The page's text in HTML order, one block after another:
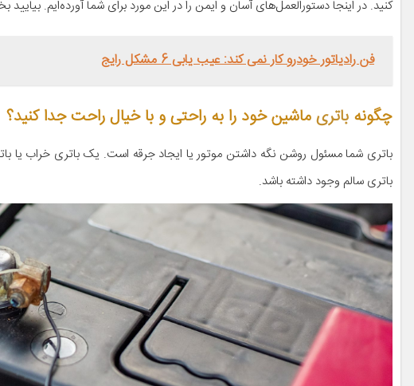
کنید. در اینجا دستورالعمل‌های آسان و ایمن را در این مورد برای شما آورده‌ایم. بیایید
فن رادیاتور خودرو کار نمی کند: عیب یابی 6 مشکل رایج
چگونه باتریماشین خود را به راحتی و با خیال راحت جدا کنید؟
باتری شما مسئول روشن نگه داشتن موتور یا ایجاد جرقه است. یک باتری خراب یا
باتری سالم وجود داشته باشد.